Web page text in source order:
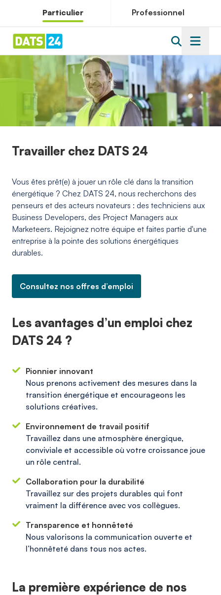
Particulier Professionnel
Travailler chez DATS 24
Vous êtes prêt(e) à jouer un rôle clé dans la transition
énergétique ? Chez DATS 24, nous recherchons des
penseurs et des acteurs novateurs : des techniciens aux
Business Developers, des Project Managers aux
Marketeers. Rejoignez notre équipe et faites partie d'une
entreprise à la pointe des solutions énergétiques
durables.
Consultez nos offres d’emploi
Les avantages d’un emploi chez
DATS 24 ?
Pionnier innovant
Nous prenons activement des mesures dans la
transition énergétique et encourageons les
solutions créatives.
Environnement de travail positif
Travaillez dans une atmosphère énergique,
conviviale et accessible où votre croissance joue
un rôle central.
Collaboration pour la durabilité
Travaillez sur des projets durables qui font
vraiment la différence avec vos collègues.
Transparence et honnêteté
Nous valorisons la communication ouverte et
l’honnêteté dans tous nos actes.
La première expérience de nos